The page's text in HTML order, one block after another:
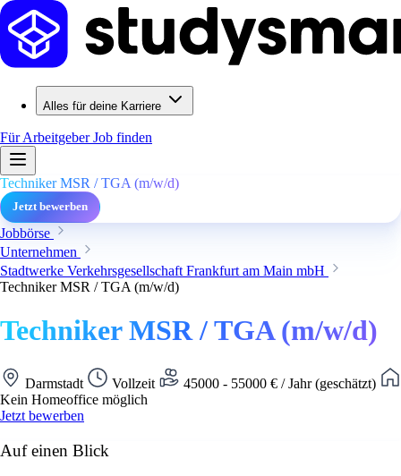
Alles für deine Karriere
Für ArbeitgeberJob finden
Techniker MSR / TGA (m/w/d)
Jetzt bewerben
Jobbörse
Unternehmen
Stadtwerke Verkehrsgesellschaft Frankfurt am Main mbH
Techniker MSR / TGA (m/w/d)
Techniker MSR / TGA (m/w/d)
Darmstadt Vollzeit
45000 - 55000 € / Jahr (geschätzt)
Kein Homeoffice möglich
Jetzt bewerben
Auf einen Blick